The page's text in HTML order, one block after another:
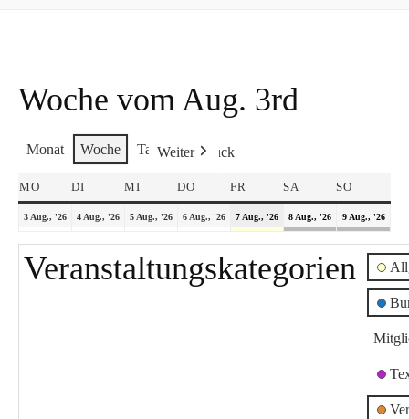
Woche vom Aug. 3rd
Monat Woche Tag Zurück
Heute
Weiter
MO DI MI DO FR SA SO
3 Aug., '26 4 Aug., '26 5 Aug., '26 6 Aug., '26 7 Aug., '26 8 Aug., '26 9 Aug., '26
Veranstaltungskategorien